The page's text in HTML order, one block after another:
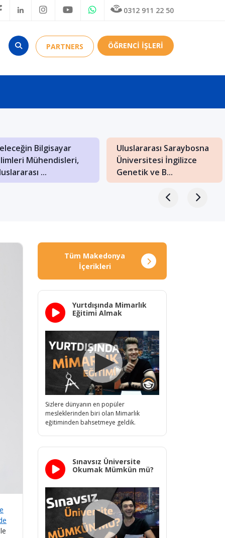
0312 911 22 50
PARTNERS ÖĞRENCİ İŞLERİ
Balkanların
Hazineleriyle
Bir Eğiti...
Budapeşte’de Mimarlık
Bölümü Olan
Üniversiteler
Tüm Makedonya
İçerikleri
Yurtdışında Mimarlık
Eğitimi Almak
Sizlere dünyanın en popüler
mesleklerinden biri olan Mimarlık
eğitiminden bahsetmeye geldik.
Sınavsız Üniversite
Okumak Mümkün mü?